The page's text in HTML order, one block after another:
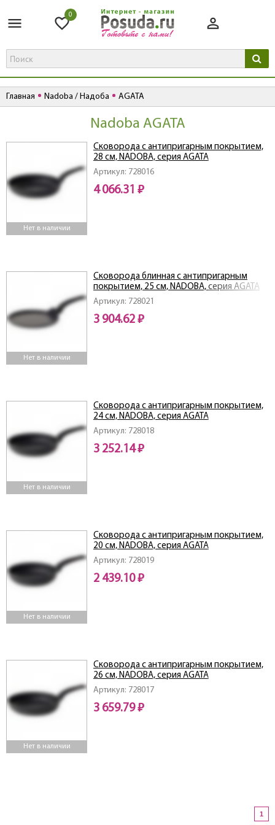
0
Главная Nadoba / Надоба AGATA
Nadoba AGATA
Нет в наличии
Артикул: 728016
Сковорода с антипригарным покрытием,
28 см, NADOBA, серия AGATA
4 066.31 ₽
Нет в наличии
Артикул: 728021
Сковорода блинная с антипригарным
покрытием, 25 см, NADOBA, серия AGATA
3 904.62 ₽
Нет в наличии
Артикул: 728018
Сковорода с антипригарным покрытием,
24 см, NADOBA, серия AGATA
3 252.14 ₽
Нет в наличии
Артикул: 728019
Сковорода с антипригарным покрытием,
20 см, NADOBA, серия AGATA
2 439.10 ₽
Нет в наличии
Артикул: 728017
Сковорода с антипригарным покрытием,
26 см, NADOBA, серия AGATA
3 659.79 ₽
1